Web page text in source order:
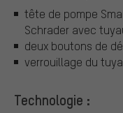
tête de pompe
Schrader avec
deux boutons de
verrouillage du
Technologie :